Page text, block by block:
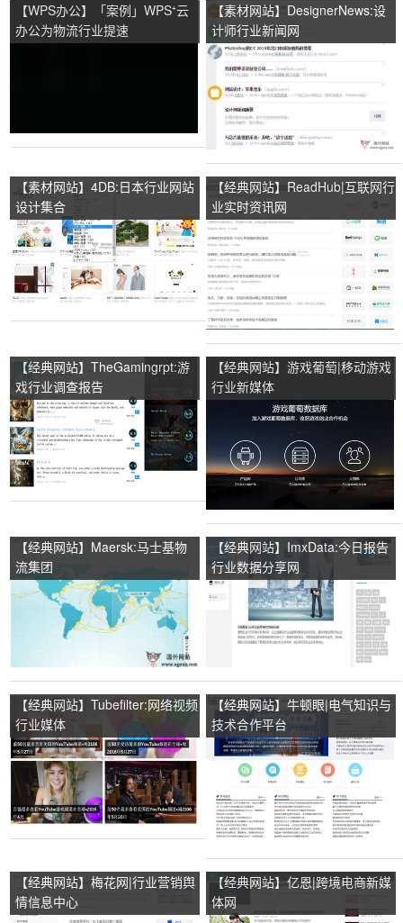
【WPS办公】「案例」WPS⁺云
办公为物流行业提速
【素材网站】DesignerNews:设
计师行业新闻网
【素材网站】4DB:日本行业网站
设计集合
【经典网站】ReadHub|互联网行
业实时资讯网
【经典网站】TheGamingrpt:游
戏行业调查报告
【经典网站】游戏葡萄|移动游戏
行业新媒体
【经典网站】Maersk:马士基物
流集团
【经典网站】ImxData:今日报告
行业数据分享网
【经典网站】Tubefilter:网络视频
行业媒体
【经典网站】牛顿眼|电气知识与
技术合作平台
【经典网站】梅花网|行业营销舆
情信息中心
【经典网站】亿恩|跨境电商新媒
体网